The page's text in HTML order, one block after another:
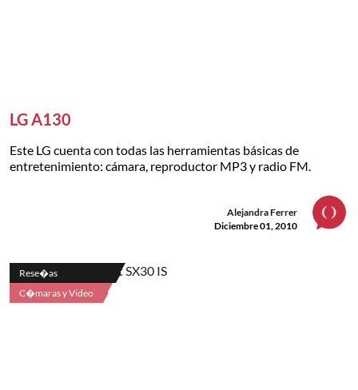
LG A130
Este LG cuenta con todas las herramientas básicas de
entretenimiento: cámara, reproductor MP3 y radio FM.
Alejandra Ferrer
Diciembre 01, 2010
Rese�as
C�maras y Video